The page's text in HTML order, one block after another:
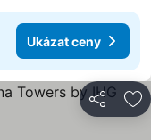
Ukázat ceny
Sdílet